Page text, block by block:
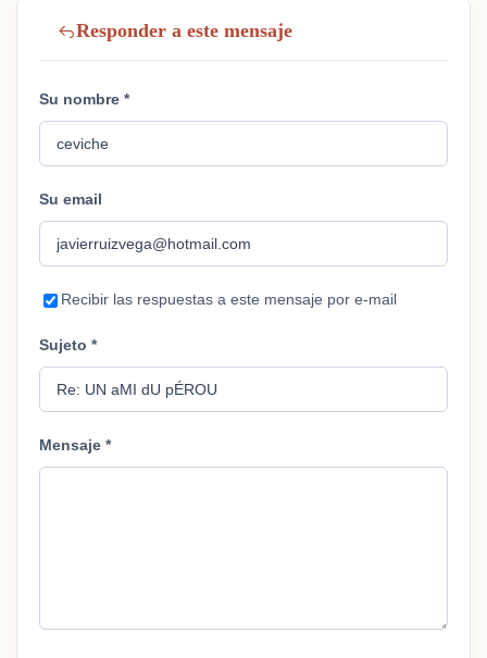
Responder a este mensaje
Su nombre *
Su email
Recibir las respuestas a este mensaje por e-mail
Sujeto *
Mensaje *